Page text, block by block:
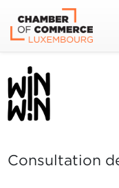
Consultation